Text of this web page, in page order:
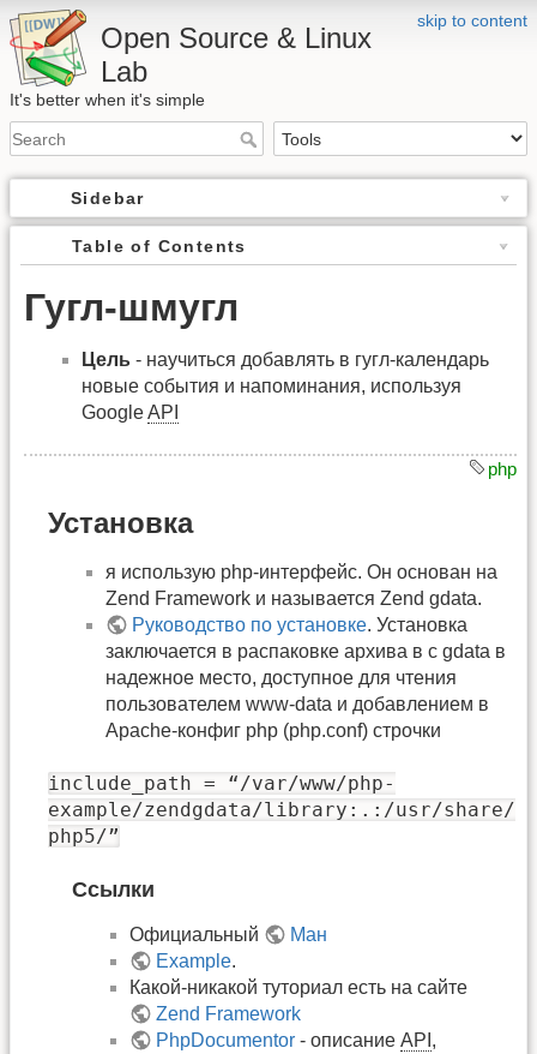
skip to content
Open Source & Linux
Lab
It's better when it's simple
Sidebar
Table of Contents
Гугл-шмугл
Цель - научиться добавлять в гугл-календарь
новые события и напоминания, используя
GoogleAPI
php
Установка
я использую php-интерфейс. Он основан на
Zend Framework и называется Zend gdata.
Руководство по установке. Установка
заключается в распаковке архива в c gdata в
надежное место, доступное для чтения
пользователем www-data и добавлением в
Apache-конфиг php (php.conf) строчки
include_path = “/var/www/php-
example/zendgdata/library:.:/usr/share/
php5/”
Ссылки
Официальный
Ман
Example.
Какой-никакой туториал есть на сайте
Zend Framework
PhpDocumentor - описаниеAPI ,